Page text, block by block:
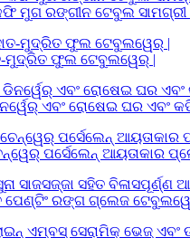
ମୁଗ ରଙ୍ଗୀନ ଟେବୁଲ ସାମଗ୍ରୀ
ମୁଦ୍ରିତ ଫୁଲ ଟେବୁଲୱେର୍ |
ଏବଂ ରୋଷେଇ ଘର ଏବଂ
ପର୍ସେଲେନ୍ ଆୟତାକାର
ପେଣ୍ଟିଂ ରଙ୍ଗ ଗ୍ଲେଜ